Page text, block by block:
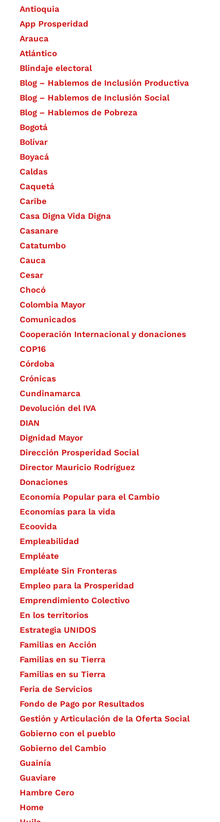
Antioquia
App Prosperidad
Arauca
Atlántico
Blindaje electoral
Blog – Hablemos de Inclusión Productiva
Blog – Hablemos de Inclusión Social
Blog – Hablemos de Pobreza
Bogotá
Bolívar
Boyacá
Caldas
Caquetá
Caribe
Casa Digna Vida Digna
Casanare
Catatumbo
Cauca
Cesar
Chocó
Colombia Mayor
Comunicados
Cooperación Internacional y donaciones
COP16
Córdoba
Crónicas
Cundinamarca
Devolución del IVA
DIAN
Dignidad Mayor
Dirección Prosperidad Social
Director Mauricio Rodríguez
Donaciones
Economía Popular para el Cambio
Economías para la vida
Ecoovida
Empleabilidad
Empléate
Empléate Sin Fronteras
Empleo para la Prosperidad
Emprendimiento Colectivo
En los territorios
Estrategia UNIDOS
Familias en Acción
Familias en su Tierra
Familias en su Tierra
Feria de Servicios
Fondo de Pago por Resultados
Gestión y Articulación de la Oferta Social
Gobierno con el pueblo
Gobierno del Cambio
Guainía
Guaviare
Hambre Cero
Home